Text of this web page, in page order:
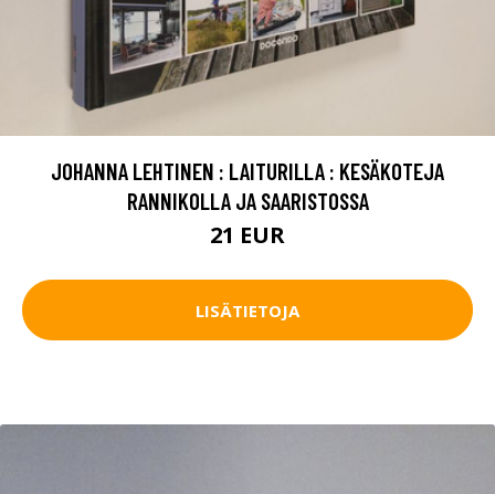
JOHANNA LEHTINEN : LAITURILLA : KESÄKOTEJA
RANNIKOLLA JA SAARISTOSSA
21 EUR
LISÄTIETOJA